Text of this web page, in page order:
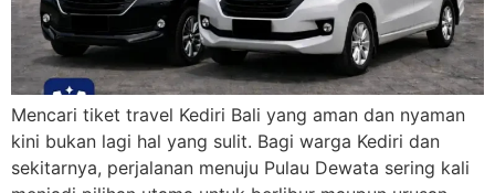
Mencari tiket travel Kediri Bali yang aman dan nyaman
kini bukan lagi hal yang sulit. Bagi warga Kediri dan
sekitarnya, perjalanan menuju Pulau Dewata sering kali